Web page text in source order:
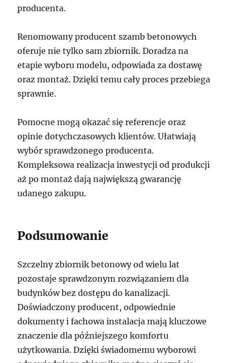
producenta.
Renomowany producent szamb betonowych
oferuje nie tylko sam zbiornik. Doradza na
etapie wyboru modelu, odpowiada za dostawę
oraz montaż. Dzięki temu cały proces przebiega
sprawnie.
Pomocne mogą okazać się referencje oraz
opinie dotychczasowych klientów. Ułatwiają
wybór sprawdzonego producenta.
Kompleksowa realizacja inwestycji od produkcji
aż po montaż dają największą gwarancję
udanego zakupu.
Podsumowanie
Szczelny zbiornik betonowy od wielu lat
pozostaje sprawdzonym rozwiązaniem dla
budynków bez dostępu do kanalizacji.
Doświadczony producent, odpowiednie
dokumenty i fachowa instalacja mają kluczowe
znaczenie dla późniejszego komfortu
użytkowania. Dzięki świadomemu wyborowi